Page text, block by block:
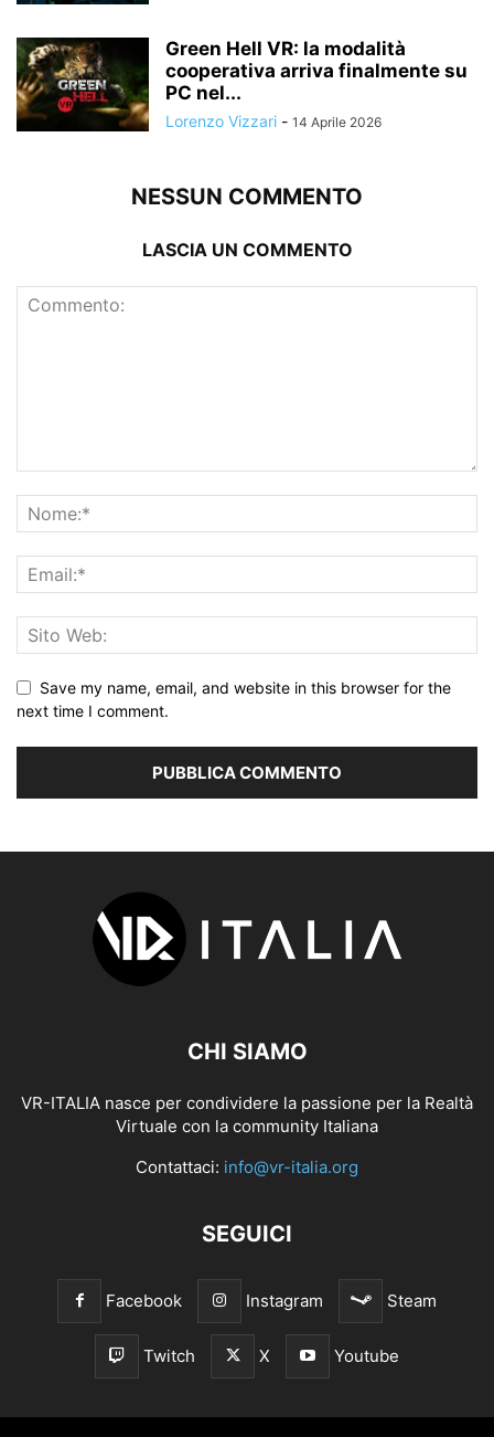
Green Hell VR: la modalità
cooperativa arriva finalmente su
PC nel...
Lorenzo Vizzari - 14 Aprile 2026
NESSUN COMMENTO
LASCIA UN COMMENTO
Save my name, email, and website in this browser for the
next time I comment.
CHI SIAMO
VR-ITALIA nasce per condividere la passione per la Realtà
Virtuale con la community Italiana
Contattaci: info@vr-italia.org
SEGUICI
Facebook Instagram Steam
Twitch X Youtube